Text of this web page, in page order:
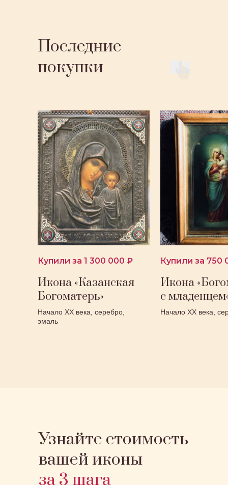
Последние
покупки
Икона
с
Начало ХХ века,
Купили за 750
Икона «Казанская
Богоматерь»
Купили за 1 300 000 ₽
Начало ХХ века, серебро,
эмаль
Узнайте стоимость
вашей иконы
за 3 шага